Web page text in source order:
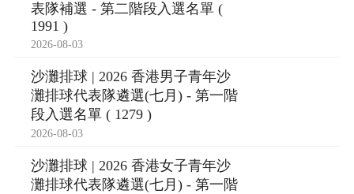
表隊補選 - 第二階段入選名單 (
1991 )
2026-08-03
沙灘排球 | 2026 香港男子青年沙
灘排球代表隊遴選(七月) - 第一階
段入選名單 ( 1279 )
2026-08-03
沙灘排球 | 2026 香港女子青年沙
灘排球代表隊遴選(七月) - 第一階